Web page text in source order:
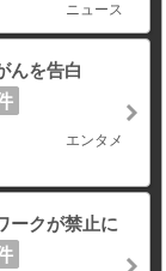
ニュース
んを告白
エンタメ
ークが禁止に